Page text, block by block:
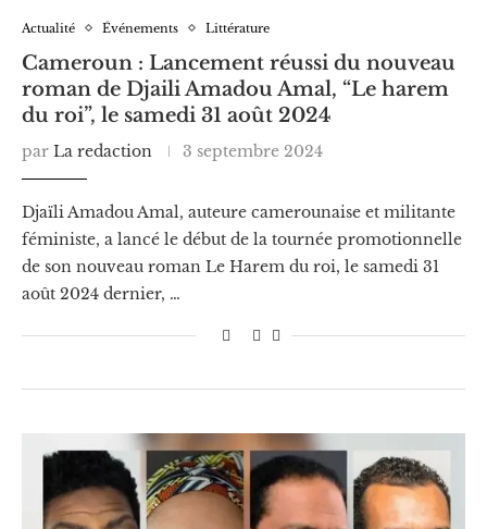
Actualité Événements Littérature
Cameroun : Lancement réussi du nouveau
roman de Djaili Amadou Amal, “Le harem
du roi”, le samedi 31 août 2024
par La redaction 3 septembre 2024
Djaïli Amadou Amal, auteure camerounaise et militante
féministe, a lancé le début de la tournée promotionnelle
de son nouveau roman Le Harem du roi, le samedi 31
août 2024 dernier, …